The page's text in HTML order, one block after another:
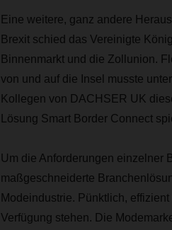
Eine weitere, ganz andere
Brexit schied das Vereinigte
Binnenmarkt und die Zollunion.
von und auf die Insel musste
Kollegen von DACHSER UK
Lösung Smart Border Connect
Um die Anforderungen einzelner
maßgeschneiderte
Modeindustrie. Pünktlich,
Verfügung stehen. Die